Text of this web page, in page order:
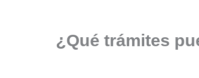
¿Qué trámites